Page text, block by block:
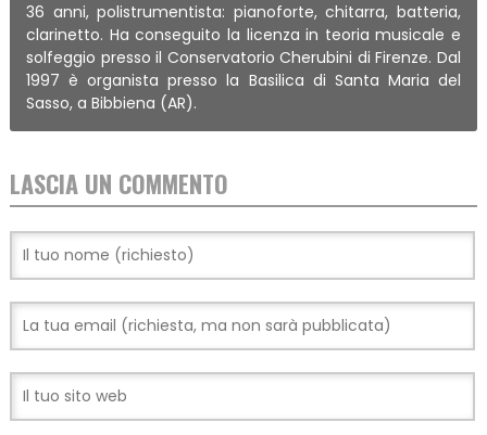
36 anni, polistrumentista: pianoforte, chitarra, batteria,
clarinetto. Ha conseguito la licenza in teoria musicale e
solfeggio presso il Conservatorio Cherubini di Firenze. Dal
1997 è organista presso la Basilica di Santa Maria del
Sasso, a Bibbiena (AR).
LASCIA UN COMMENTO